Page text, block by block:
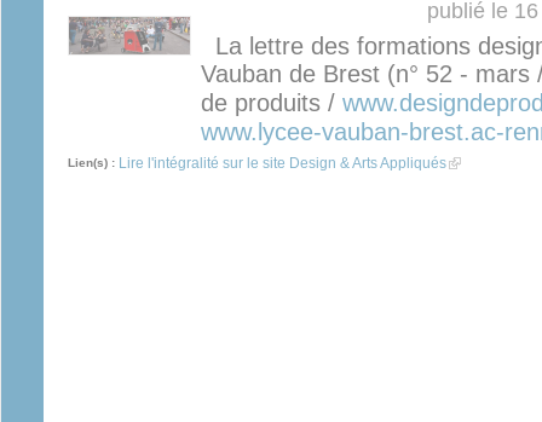
publié le
La lettre des formations
Vauban de Brest (n° 52 -
de produits /
www.lycee-vauban-brest.ac-
Lien(s) : Lire l'intégralité sur le site Design & Arts Appliqués(link is